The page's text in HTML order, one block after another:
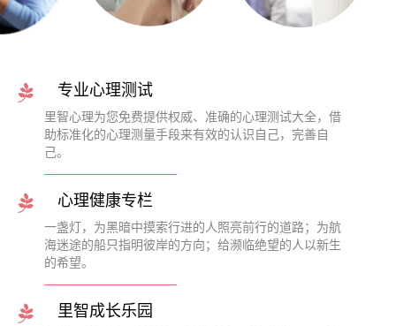
专业心理测试
里智心理为您免费提供权威、准确的心理测试大全，借
助标准化的心理测量手段来有效的认识自己，完善自
己。
心理健康专栏
一盏灯，为黑暗中摸索行进的人照亮前行的道路；为航
海迷途的船只指明彼岸的方向；给濒临绝望的人以新生
的希望。
里智成长乐园